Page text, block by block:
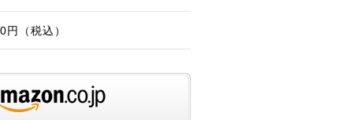
円（税込）